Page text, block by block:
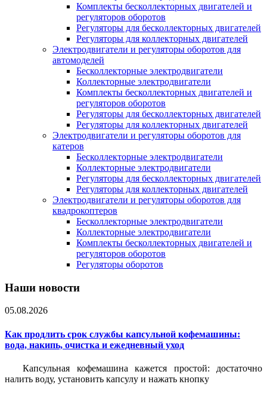
Комплекты бесколлекторных двигателей и
регуляторов оборотов
Регуляторы для бесколлекторных двигателей
Регуляторы для коллекторных двигателей
Электродвигатели и регуляторы оборотов для
автомоделей
Бесколлекторные электродвигатели
Коллекторные электродвигатели
Комплекты бесколлекторных двигателей и
регуляторов оборотов
Регуляторы для бесколлекторных двигателей
Регуляторы для коллекторных двигателей
Электродвигатели и регуляторы оборотов для
катеров
Бесколлекторные электродвигатели
Коллекторные электродвигатели
Регуляторы для бесколлекторных двигателей
Регуляторы для коллекторных двигателей
Электродвигатели и регуляторы оборотов для
квадрокоптеров
Бесколлекторные электродвигатели
Коллекторные электродвигатели
Комплекты бесколлекторных двигателей и
регуляторов оборотов
Регуляторы оборотов
Наши новости
05.08.2026
Как продлить срок службы капсульной кофемашины:
вода, накипь, очистка и ежедневный уход
Капсульная кофемашина кажется простой: достаточно
налить воду, установить капсулу и нажать кнопку